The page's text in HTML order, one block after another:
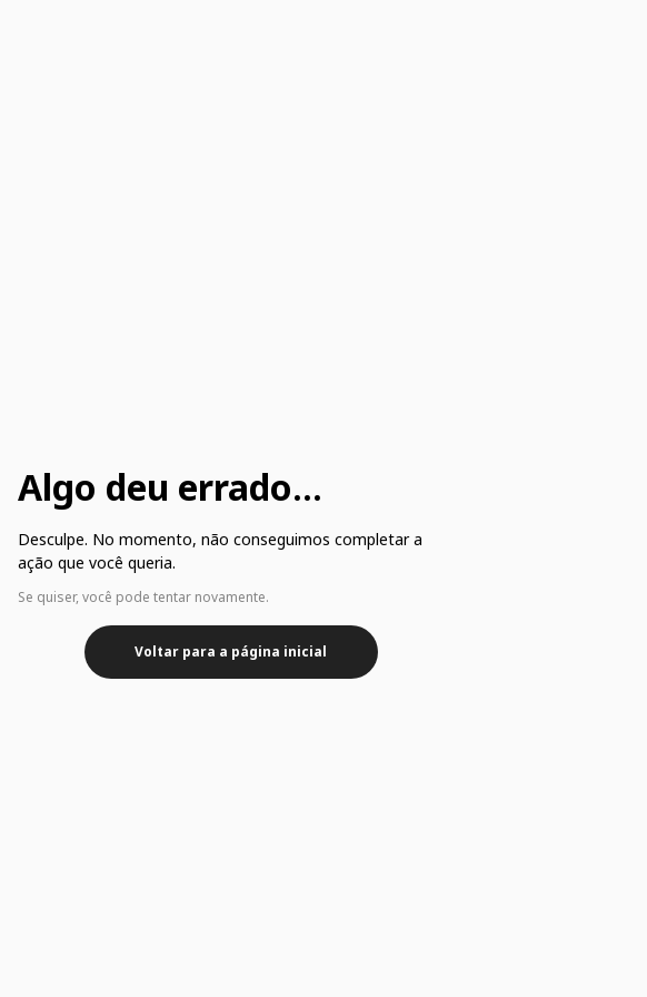
Algo deu errado...
Desculpe. No momento, não conseguimos completar a
ação que você queria.
Se quiser, você pode tentar novamente.
Voltar para a página inicial